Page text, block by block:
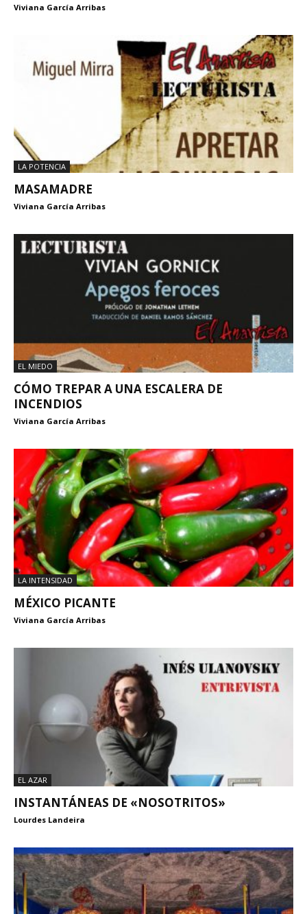
Viviana García Arribas
LA POTENCIA
MASAMADRE
Viviana García Arribas
EL MIEDO
CÓMO TREPAR A UNA ESCALERA DE
INCENDIOS
Viviana García Arribas
LA INTENSIDAD
MÉXICO PICANTE
Viviana García Arribas
EL AZAR
INSTANTÁNEAS DE «NOSOTRITOS»
Lourdes Landeira